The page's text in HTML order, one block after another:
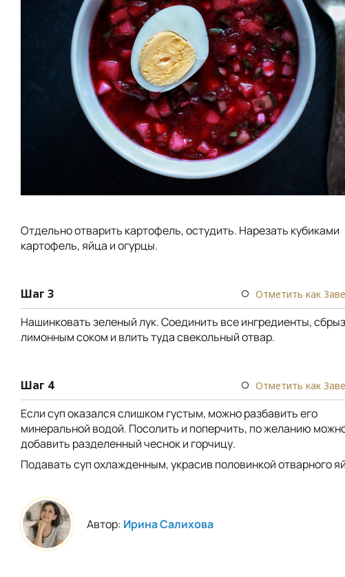
Отдельно отварить картофель, остудить. Нарезать кубиками
картофель, яйца и огурцы.
Шаг 3 Отметить как
Нашинковать зеленый лук. Соединить все ингредиенты,
лимонным соком и влить туда свекольный отвар.
Шаг 4 Отметить как
Если суп оказался слишком густым, можно разбавить его
минеральной водой. Посолить и поперчить, по желанию
добавить разделенный чеснок и горчицу.
Подавать суп охлажденным, украсив половинкой отварного
Автор: Ирина Салихова